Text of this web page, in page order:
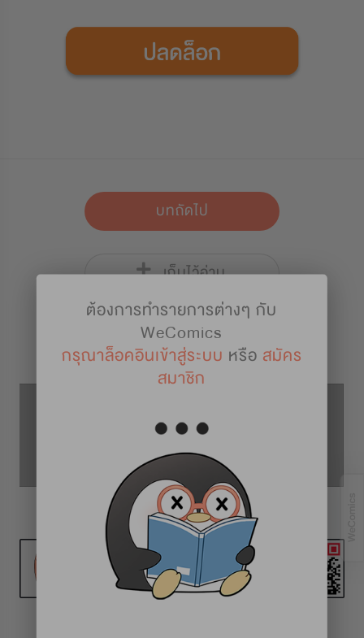
บทถัดไป
เก็บไว้อ่าน
รายละเอียดการ์ตูน
ตอนที่ 61
ต้องการทำรายการต่างๆ กับ
WeComics
กรุณาล็อคอินเข้าสู่ระบบ หรือ สมัคร
สมาชิก